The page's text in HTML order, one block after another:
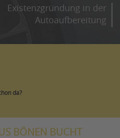
Existenzgründung in der
Autoaufbereitung
da?
BÖNEN BUCHT